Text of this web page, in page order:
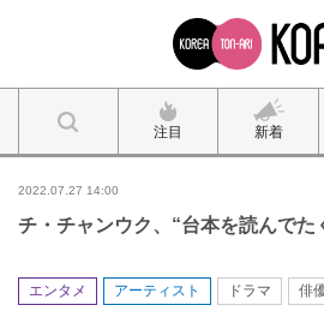
注目 新着
2022.07.27 14:00
チ・チャンウク、“台本を読んでた
エンタメ アーティスト ドラマ 俳